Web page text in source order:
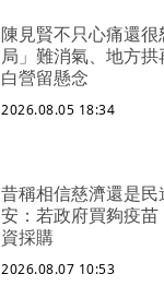
陳見賢不只心痛還
局」難消氣、地方
白營留懸念
2026.08.05 18:34
昔稱相信慈濟還是
安：若政府買夠疫
資採購
2026.08.07 10:53